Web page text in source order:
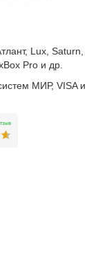
Lux, Saturn,
Pro и др.
МИР, VISA и